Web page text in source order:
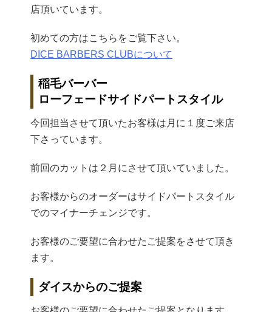
店頂いています。
初めての方はこちらをご覧下さい。
DICE BARBERS CLUBについて
稲毛バーバー
ローフェードサイドパートスタイル
今回担当させて頂いたお客様は月に１度ご来店
下さっています。
前回のカットは２月にさせて頂いていました。
お客様からのオーダーはサイドパートスタイル
でのマイナーチェンジです。
お客様のご要望に合わせたご提案をさせて頂き
ます。
ダイスからのご提案